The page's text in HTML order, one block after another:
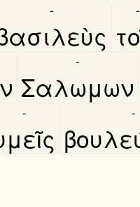
- -
Σαλωμων
-
- -